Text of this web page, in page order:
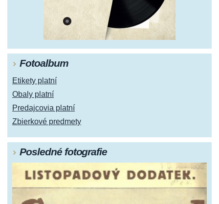
Fotoalbum
Etikety platní
Obaly platní
Predajcovia platní
Zbierkové predmety
Posledné fotografie